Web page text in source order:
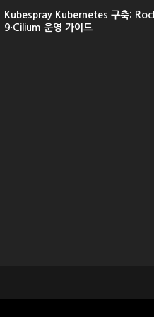
Kubespray Kubernetes 구축:
9·Cilium 운영 가이드